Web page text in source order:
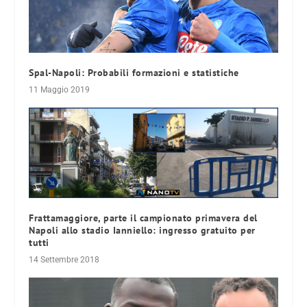
Spal-Napoli: Probabili formazioni e statistiche
11 Maggio 2019
Frattamaggiore, parte il campionato primavera del
Napoli allo stadio Ianniello: ingresso gratuito per
tutti
14 Settembre 2018